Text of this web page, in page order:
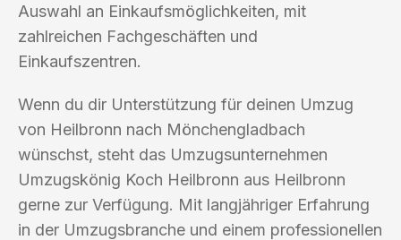
Auswahl an Einkaufsmöglichkeiten, mit
zahlreichen Fachgeschäften und
Einkaufszentren.
Wenn du dir Unterstützung für deinen Umzug
von Heilbronn nach Mönchengladbach
wünschst, steht das Umzugsunternehmen
Umzugskönig Koch Heilbronn aus Heilbronn
gerne zur Verfügung. Mit langjähriger Erfahrung
in der Umzugsbranche und einem professionellen